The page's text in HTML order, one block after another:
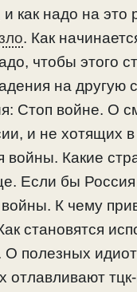
как надо на это
. Как
чтобы этого
на другую
Стоп войне. О
и не хотящих в
войны. Какие
Если бы
К чему
становятся
полезных
отлавливают